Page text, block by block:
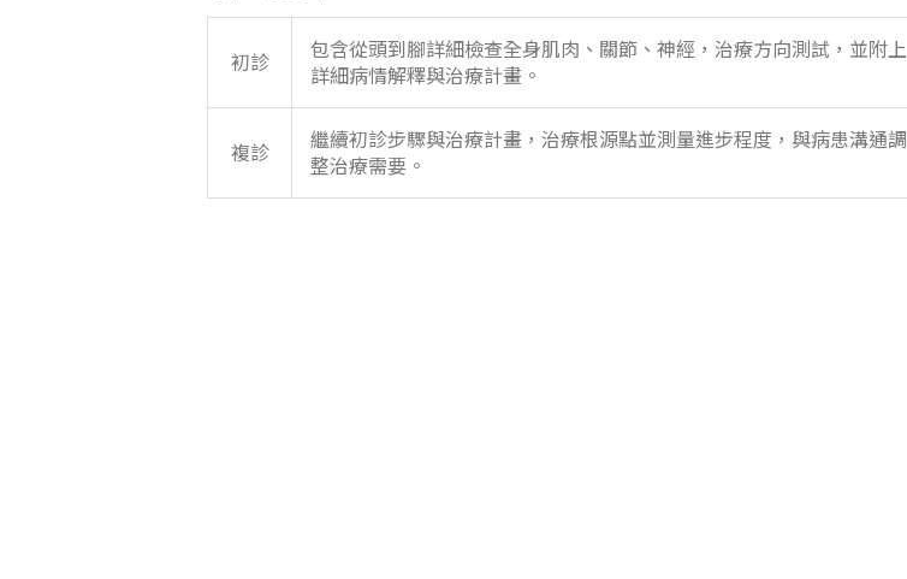
初診
包含從頭到腳詳細檢查全身肌肉、關節、神經，治療方向測試，並附上
詳細病情解釋與治療計畫。
複診
繼續初診步驟與治療計畫，治療根源點並測量進步程度，與病患溝通調
整治療需要。